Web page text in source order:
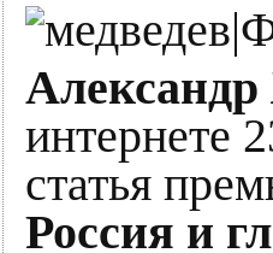
интернете
статья
Россия и